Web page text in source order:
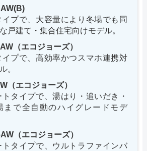
プで、大容量により冬場でも同
戸建て・集合住宅向けモデル。
（エコジョーズ）
イプで、高効率かつスマホ連携対
。
（エコジョーズ）
タイプで、湯はり・追いだき・
まで全自動のハイグレードモデ
（エコジョーズ）
トタイプで、ウルトラファインバ